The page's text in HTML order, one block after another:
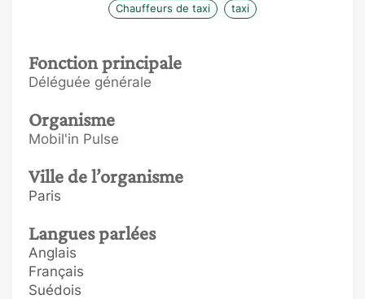
Chauffeurs de taxi taxi
Fonction principale
Déléguée générale
Organisme
Mobil'in Pulse
Ville de l’organisme
Paris
Langues parlées
Anglais
Français
Suédois